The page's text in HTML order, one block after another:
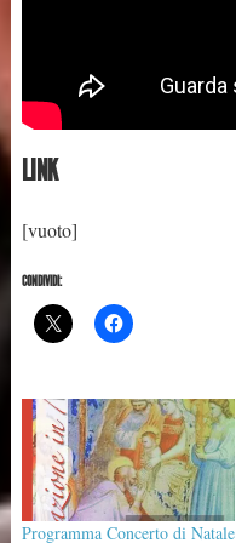
LINK
[vuoto]
CONDIVIDI:
Programma Concerto di Natale